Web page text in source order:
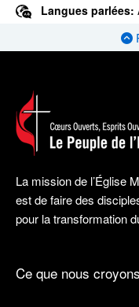
Langues parlées:
La mission de l’Église
est de faire des
pour la transformation
Ce que nous croyons